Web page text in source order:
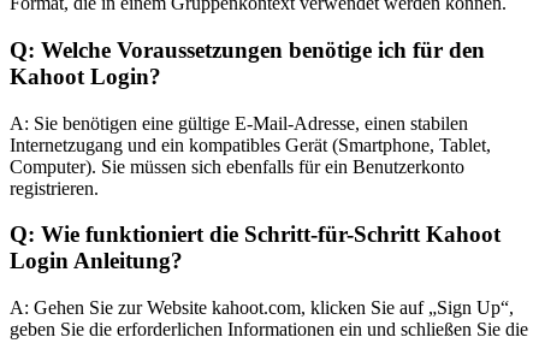
Q: Welche Voraussetzungen benötige ich für den
Kahoot Login?
A: Sie benötigen eine gültige E-Mail-Adresse, einen stabilen
Internetzugang und ein kompatibles Gerät (Smartphone, Tablet,
Computer). Sie müssen sich ebenfalls für ein Benutzerkonto
registrieren.
Q: Wie funktioniert die Schritt-für-Schritt Kahoot
Login Anleitung?
A: Gehen Sie zur Website kahoot.com, klicken Sie auf „Sign Up“,
geben Sie die erforderlichen Informationen ein und schließen Sie die